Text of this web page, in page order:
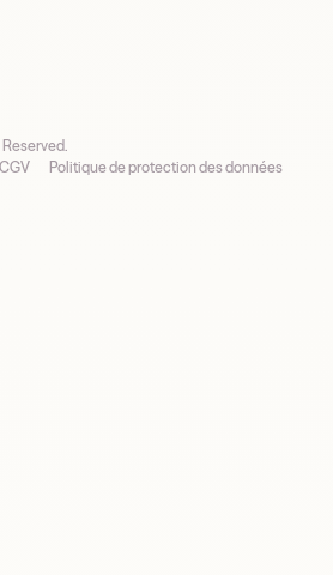
CGV Politique de protection des données